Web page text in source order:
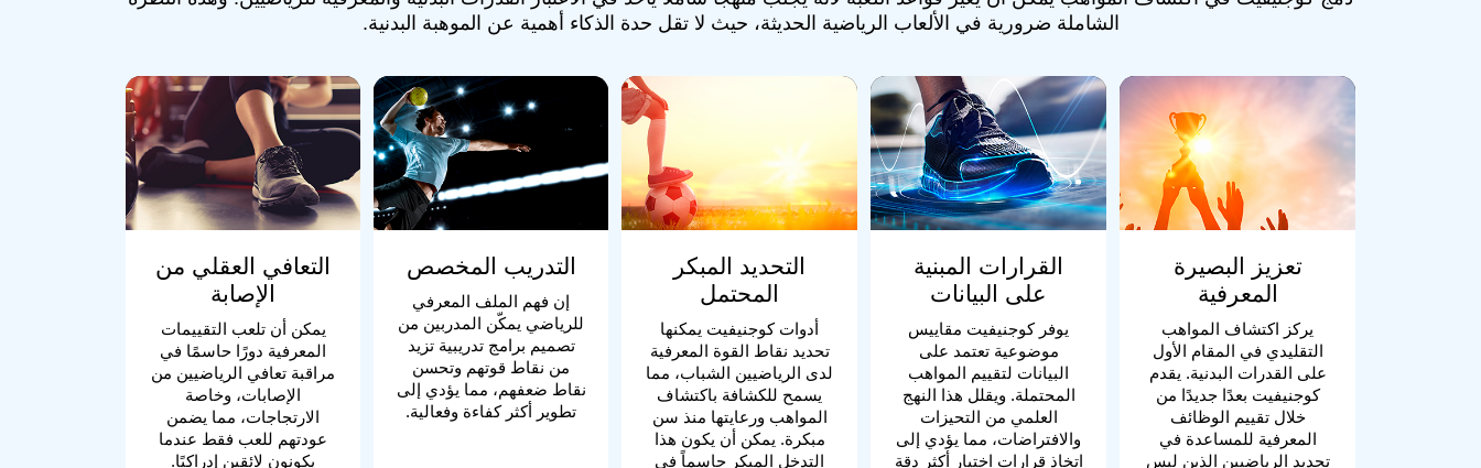
الشاملة ضرورية في الألعاب الرياضية الحديثة، حيث لا تقل حدة الذكاء أهمية عن الموهبة البدنية.
تعزيز البصيرة
المعرفية
يركز اكتشاف المواهب
التقليدي في المقام الأول
على القدرات البدنية. يقدم
كوجنيفيت بعدًا جديدًا من
خلال تقييم الوظائف
المعرفية للمساعدة في
تحديد الرياضيين الذين ليس
القرارات المبنية
على البيانات
يوفر كوجنيفيت مقاييس
موضوعية تعتمد على
البيانات لتقييم المواهب
المحتملة. ويقلل هذا النهج
العلمي من التحيزات
والافتراضات، مما يؤدي إلى
اتخاذ قرارات اختيار أكثر دقة
التحديد المبكر
المحتمل
أدوات كوجنيفيت يمكنها
تحديد نقاط القوة المعرفية
لدى الرياضيين الشباب، مما
يسمح للكشافة باكتشاف
المواهب ورعايتها منذ سن
مبكرة. يمكن أن يكون هذا
التدخل المبكر حاسماً في
التدريب المخصص
إن فهم الملف المعرفي
للرياضي يمكّن المدربين من
تصميم برامج تدريبية تزيد
من نقاط قوتهم وتحسن
نقاط ضعفهم، مما يؤدي إلى
تطوير أكثر كفاءة وفعالية.
التعافي العقلي من
الإصابة
يمكن أن تلعب التقييمات
المعرفية دورًا حاسمًا في
مراقبة تعافي الرياضيين من
الإصابات، وخاصة
الارتجاجات، مما يضمن
عودتهم للعب فقط عندما
يكونون لائقين إدراكيًا.